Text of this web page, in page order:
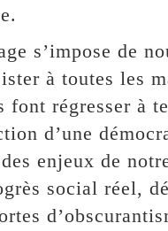
s’impose de
à toutes les
font régresser à
d’une
enjeux de
social réel,